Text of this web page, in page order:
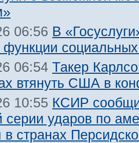
06:56 В
функции
06:54 Такер
втянуть США в
10:55 КСИР
серии ударов по
в странах